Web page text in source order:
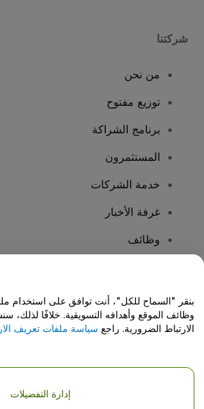
شركتنا
من نحن
توزيع مفتوح
برنامج الشراكة
المستثمرون
خدمة الشركات
غرفة الأخبار
وظائف
مركز المساعدة / اتصل بنا
حقوق النشر © شركة فياجوجو المحدودة 2026
تفاصيل
بنقر "السماح للكل"، أنت توافق على استخدام
وظائف الموقع وأهدافه التسويقية. خلافًا
الارتباط الضرورية. راجع سياسة ملفات تعريف
إدارة التفضيلات